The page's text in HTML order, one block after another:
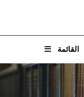
القائمة